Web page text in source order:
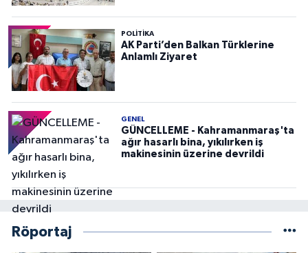
POLITIKA
AK Parti’den Balkan Türklerine
Anlamlı Ziyaret
GENEL
GÜNCELLEME - Kahramanmaraş'ta
ağır hasarlı bina, yıkılırken iş
makinesinin üzerine devrildi
Röportaj